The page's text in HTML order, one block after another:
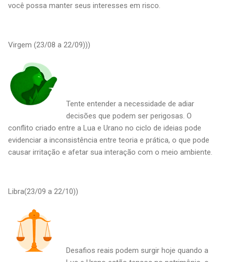
você possa manter seus interesses em risco.
Virgem (23/08 a 22/09)))
Tente entender a necessidade de adiar
decisões que podem ser perigosas. O
conflito criado entre a Lua e Urano no ciclo de ideias pode
evidenciar a inconsistência entre teoria e prática, o que pode
causar irritação e afetar sua interação com o meio ambiente.
Libra(23/09 a 22/10))
Desafios reais podem surgir hoje quando a